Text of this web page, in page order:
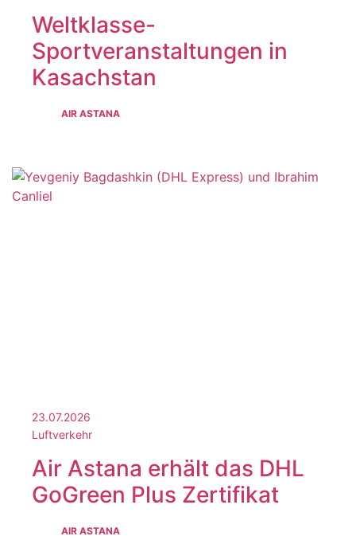
Weltklasse-
Sportveranstaltungen in
Kasachstan
AIR ASTANA
23.07.2026
Luftverkehr
Air Astana erhält das DHL
GoGreen Plus Zertifikat
AIR ASTANA